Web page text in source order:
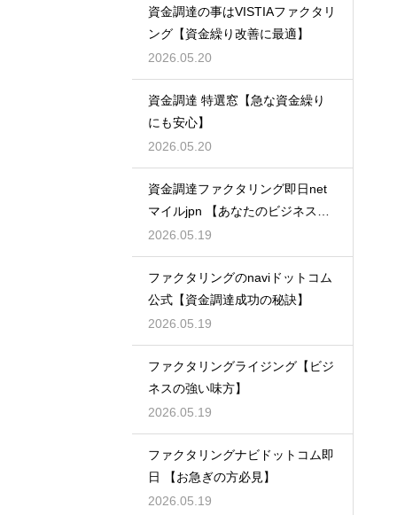
資金調達の事はVISTIAファクタリ
ング【資金繰り改善に最適】
2026.05.20
資金調達 特選窓【急な資金繰り
にも安心】
2026.05.20
資金調達ファクタリング即日net
マイルjpn 【あなたのビジネスを
支える】
2026.05.19
ファクタリングのnaviドットコム
公式【資金調達成功の秘訣】
2026.05.19
ファクタリングライジング【ビジ
ネスの強い味方】
2026.05.19
ファクタリングナビドットコム即
日 【お急ぎの方必見】
2026.05.19